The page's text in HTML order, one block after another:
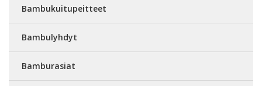
Bambukuitupeitteet
Bambulyhdyt
Bamburasiat